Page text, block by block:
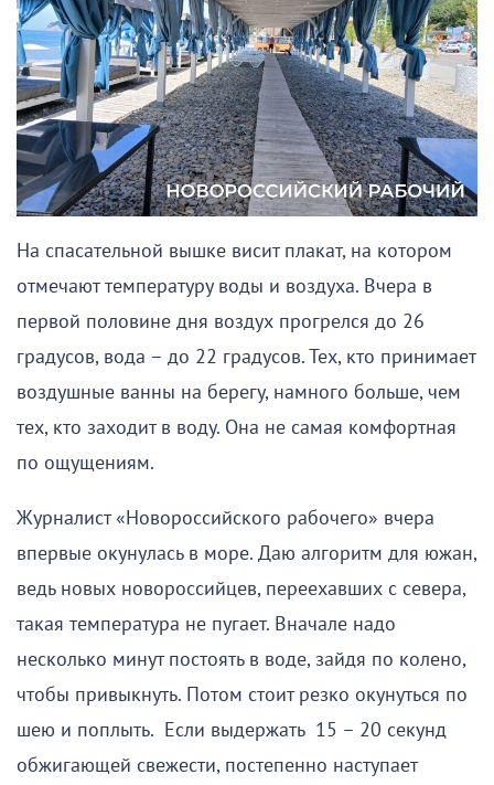
На спасательной вышке висит плакат, на котором
отмечают температуру воды и воздуха. Вчера в
первой половине дня воздух прогрелся до 26
градусов, вода – до 22 градусов. Тех, кто принимает
воздушные ванны на берегу, намного больше, чем
тех, кто заходит в воду. Она не самая комфортная
по ощущениям.
Журналист «Новороссийского рабочего» вчера
впервые окунулась в море. Даю алгоритм для южан,
ведь новых новороссийцев, переехавших с севера,
такая температура не пугает. Вначале надо
несколько минут постоять в воде, зайдя по колено,
чтобы привыкнуть. Потом стоит резко окунуться по
шею и поплыть. Если выдержать 15 – 20 секунд
обжигающей свежести, постепенно наступает